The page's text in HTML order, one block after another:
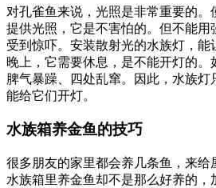
对孔雀鱼来说，光照是非常重要的。
提供光照，它是不害怕的。但不能用
受到惊吓。安装散射光的水族灯，能
晚上，它需要休息，是不能开灯的。
脾气暴躁、四处乱窜。因此，水族灯
能给它们开灯。
水族箱养金鱼的技巧
很多朋友的家里都会养几条鱼，来给
水族箱里养金鱼却不是那么好养的，